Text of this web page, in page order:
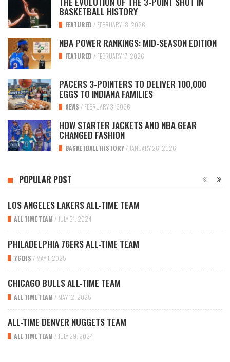
BASKETBALL HISTORY
FEATURED / FEBRUARY 18, 2026
NBA POWER RANKINGS: MID-SEASON EDITION
FEATURED / FEBRUARY 17, 2026
PACERS 3-POINTERS TO DELIVER 100,000
EGGS TO INDIANA FAMILIES
NEWS / FEBRUARY 3, 2026
HOW STARTER JACKETS AND NBA GEAR
CHANGED FASHION
BASKETBALL HISTORY / JANUARY 26, 2026
POPULAR POST
LOS ANGELES LAKERS ALL-TIME TEAM
ALL-TIME TEAM / JULY 31, 2024
PHILADELPHIA 76ERS ALL-TIME TEAM
76ERS / MAY 1, 2025
CHICAGO BULLS ALL-TIME TEAM
ALL-TIME TEAM / MAY 12, 2025
ALL-TIME DENVER NUGGETS TEAM
ALL-TIME TEAM / JULY 29, 2024